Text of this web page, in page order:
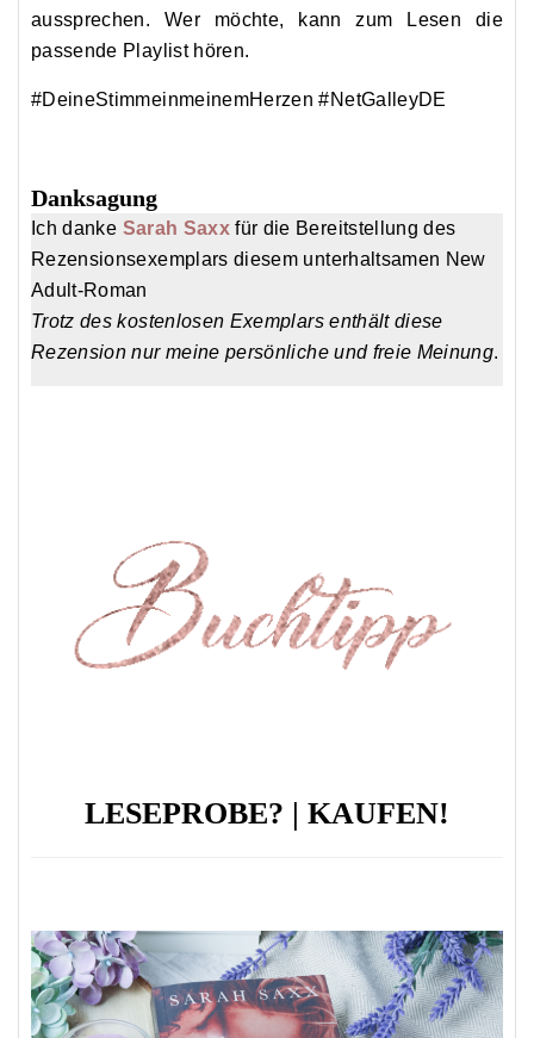
treating
the
the
if
obtained
respectively.
Pharmacy
in
Swissmedic
aussprechen. Wer möchte, kann zum Lesen die
passende Playlist hören.
#DeineStimmeinmeinemHerzen #NetGalleyDE
Danksagung
Ich danke Sarah Saxx für die Bereitstellung des
Rezensionsexemplars diesem unterhaltsamen New
Adult-Roman
Trotz des kostenlosen Exemplars enthält diese
Rezension nur meine persönliche und freie Meinung.
LESEPROBE? | KAUFEN!